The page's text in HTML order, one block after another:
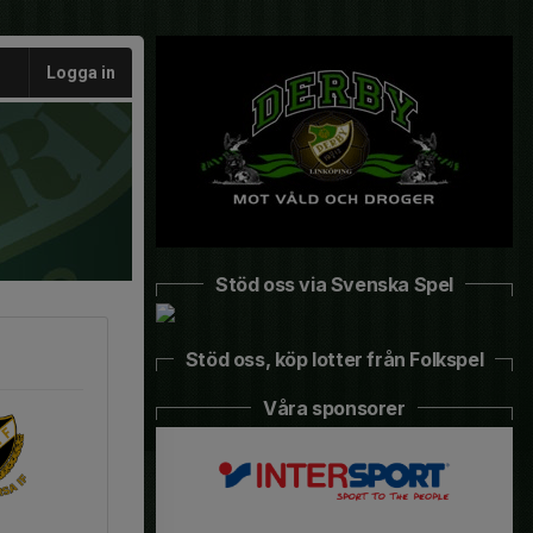
Logga in
Stöd oss via Svenska Spel
Stöd oss, köp lotter från Folkspel
Våra sponsorer